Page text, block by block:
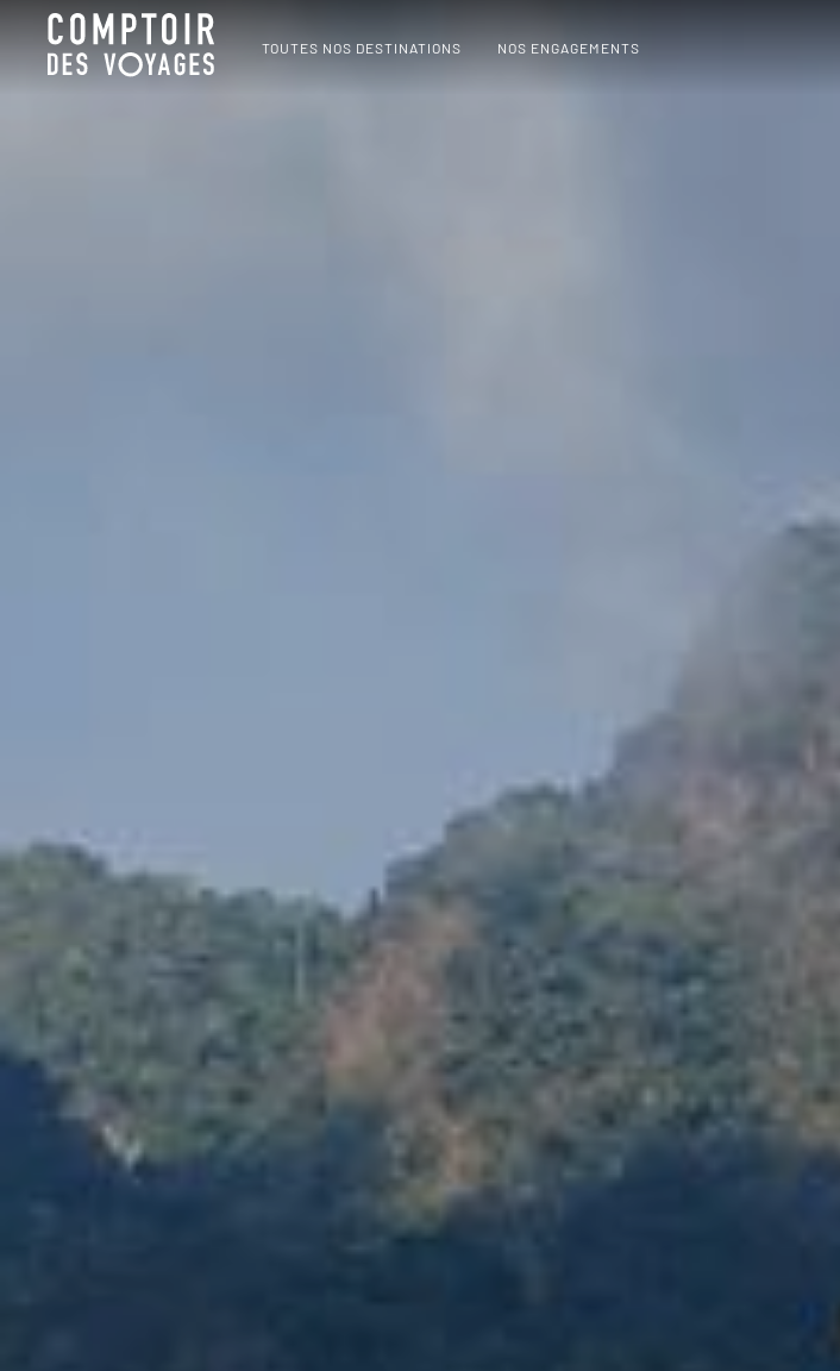
TOUTES NOS DESTINATIONS NOS ENGAGEMENTS